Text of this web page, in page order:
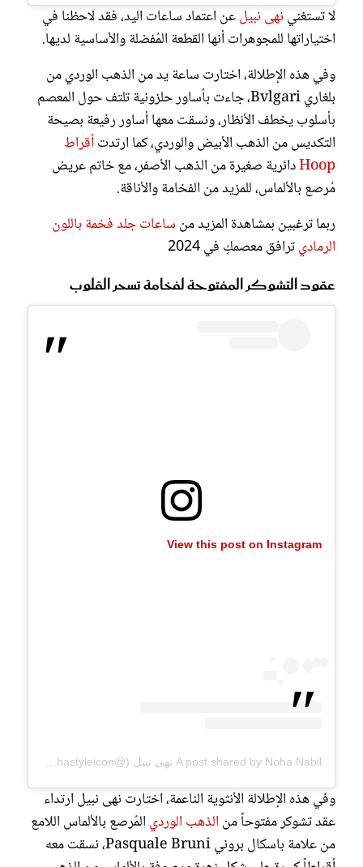
لا تستغني نهى نبيلعن اعتماد ساعات اليد، فقد لاحظنا في
اختياراتها للمجوهرات أنها القطعة المُفضلة والأساسية لديها.
وفي هذه الإطلالة، اختارت ساعة يد من الذهب الوردي من
بلغاري Bvlgari، جاءت بأساور حلزونية تلتف حول المعصم
بأسلوب يخطف الأنظار، ونسقت معها أساور رفيعة بصيحة
التكديس من الذهب الأبيض والوردي، كما ارتدتأقراط
Hoopدائرية صغيرة من الذهب الأصفر، مع خاتم عريض
مُرصع بالألماس، للمزيد من الفخامة والأناقة.
ربما ترغبين بمشاهدة المزيد من ساعات جلد فخمة باللون
الرماديترافق معصمكِ في 2024
عقود التشوكر المفتوحة لفخامة تسحر القلوب
View this post on Instagram
وفي هذه الإطلالة الأنثوية الناعمة، اختارت نهى نبيل ارتداء
عقد تشوكر مفتوحاً من الذهب الوردي المُرصع بالألماس اللامع
من علامة باسكال بروني Pasquale Bruni، نسقت معه